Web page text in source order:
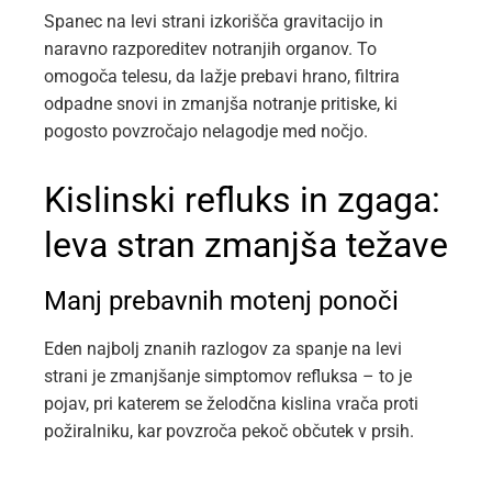
Spanec na levi strani izkorišča gravitacijo in
naravno razporeditev notranjih organov. To
omogoča telesu, da lažje prebavi hrano, filtrira
odpadne snovi in zmanjša notranje pritiske, ki
pogosto povzročajo nelagodje med nočjo.
Kislinski refluks in zgaga:
leva stran zmanjša težave
Manj prebavnih motenj ponoči
Eden najbolj znanih razlogov za spanje na levi
strani je zmanjšanje simptomov refluksa – to je
pojav, pri katerem se želodčna kislina vrača proti
požiralniku, kar povzroča pekoč občutek v prsih.